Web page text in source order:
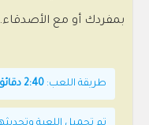
بمفردك أو مع الأصدقاء.
طريقة اللعب: 2:40 دقائق